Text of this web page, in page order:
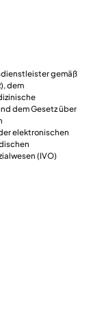
gemäß
dem
dem Gesetz über
elektronischen
(IVO)